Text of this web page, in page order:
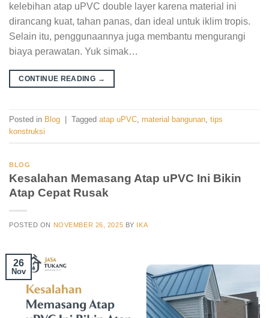
kelebihan atap uPVC double layer karena material ini
dirancang kuat, tahan panas, dan ideal untuk iklim tropis.
Selain itu, penggunaannya juga membantu mengurangi
biaya perawatan. Yuk simak…
CONTINUE READING →
Posted in Blog Tagged atap uPVC, material bangunan, tips
konstruksi
BLOG
Kesalahan Memasang Atap uPVC Ini Bikin
Atap Cepat Rusak
POSTED ON NOVEMBER 26, 2025 BY IKA
26
Nov